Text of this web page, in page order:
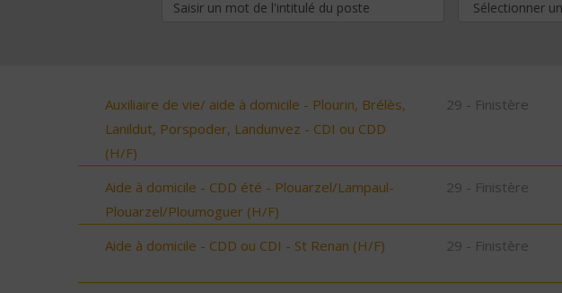
Auxiliaire de vie/ aide à domicile - Plourin, Brélès,
Lanildut, Porspoder, Landunvez - CDI ou CDD
(H/F)
29 - Finistère
Aide à domicile - CDD été - Plouarzel/Lampaul-
Plouarzel/Ploumoguer (H/F)
29 - Finistère
Aide à domicile - CDD ou CDI - St Renan (H/F) 29 - Finistère